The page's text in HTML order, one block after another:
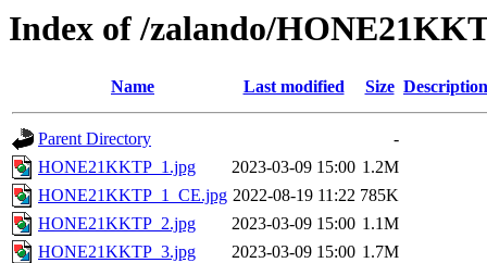
Index of /zalando/
Name Last modified Size Description
Parent Directory
-
HONE21KKTP_1.jpg
2023-03-09 15:00 1.2M
HONE21KKTP_1_CE.jpg 2022-08-19 11:22 785K
HONE21KKTP_2.jpg
2023-03-09 15:00 1.1M
HONE21KKTP_3.jpg
2023-03-09 15:00 1.7M